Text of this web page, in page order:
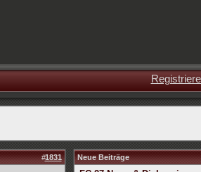
#1831 Neue Beiträge